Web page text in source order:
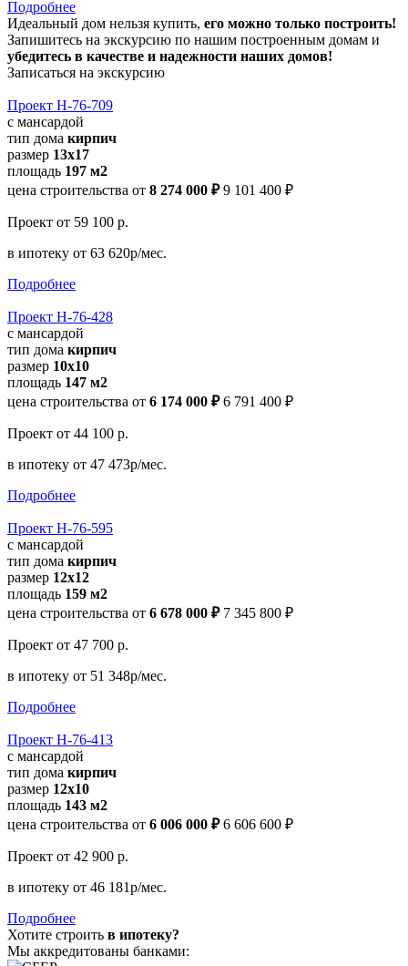
Подробнее
Идеальный дом нельзя купить, его можно только построить!
Запишитесь на экскурсию по нашим построенным домам и
убедитесь в качестве и надежности наших домов!
Записаться на экскурсию
Проект Н-76-709
с мансардой
тип дома кирпич
размер 13x17
площадь 197 м2
цена строительства от 8 274 000 ₽ 9 101 400 ₽
Проект от 59 100 р.
в ипотеку от 63 620р/мес.
Подробнее
Проект Н-76-428
с мансардой
тип дома кирпич
размер 10х10
площадь 147 м2
цена строительства от 6 174 000 ₽ 6 791 400 ₽
Проект от 44 100 р.
в ипотеку от 47 473р/мес.
Подробнее
Проект Н-76-595
с мансардой
тип дома кирпич
размер 12х12
площадь 159 м2
цена строительства от 6 678 000 ₽ 7 345 800 ₽
Проект от 47 700 р.
в ипотеку от 51 348р/мес.
Подробнее
Проект Н-76-413
с мансардой
тип дома кирпич
размер 12х10
площадь 143 м2
цена строительства от 6 006 000 ₽ 6 606 600 ₽
Проект от 42 900 р.
в ипотеку от 46 181р/мес.
Подробнее
Хотите строить в ипотеку?
Мы аккредитованы банками: